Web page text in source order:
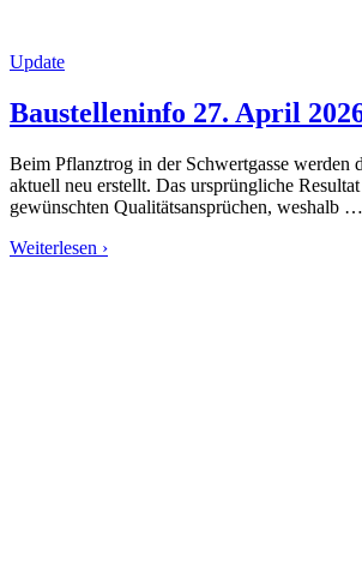
Update
Baustelleninfo 27. April
Beim Pflanztrog in der Schwertgasse werden
aktuell neu erstellt. Das ursprüngliche
gewünschten Qualitätsansprüchen, weshalb …
Weiterlesen ›